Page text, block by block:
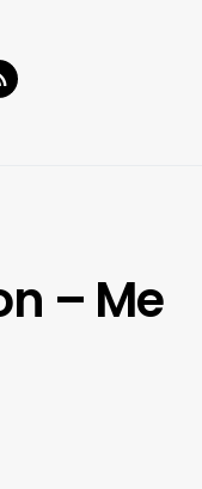
– Me